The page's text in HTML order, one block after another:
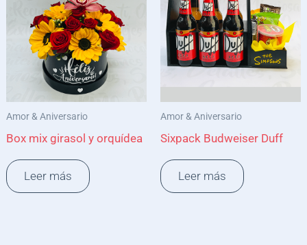
Amor & Aniversario
Box mix girasol y orquídea
Leer más
Amor & Aniversario
Sixpack Budweiser Duff
Leer más